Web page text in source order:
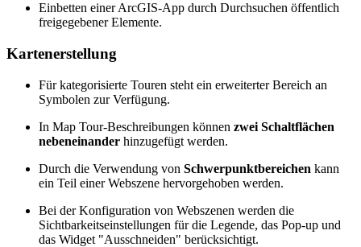
Einbetten einer ArcGIS-App durch Durchsuchen öffentlich
freigegebener Elemente.
Kartenerstellung
Für kategorisierte Touren steht ein erweiterter Bereich an
Symbolen zur Verfügung.
In Map Tour-Beschreibungen können zwei Schaltflächen
nebeneinander hinzugefügt werden.
Durch die Verwendung von Schwerpunktbereichen kann
ein Teil einer Webszene hervorgehoben werden.
Bei der Konfiguration von Webszenen werden die
Sichtbarkeitseinstellungen für die Legende, das Pop-up und
das Widget "Ausschneiden" berücksichtigt.